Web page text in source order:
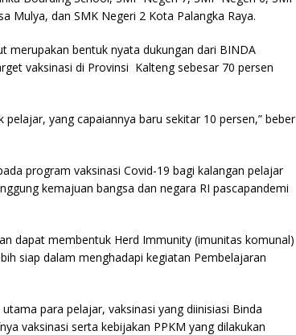
Mulya, dan SMK Negeri 2 Kota Palangka Raya.
merupakan bentuk nyata dukungan dari BINDA
vaksinasi di Provinsi Kalteng sebesar 70 persen
yang capaiannya baru sekitar 10 persen,” beber
program vaksinasi Covid-19 bagi kalangan pelajar
kemajuan bangsa dan negara RI pascapandemi
dapat membentuk Herd Immunity (imunitas komunal)
siap dalam menghadapi kegiatan Pembelajaran
para pelajar, vaksinasi yang diinisiasi Binda
vaksinasi serta kebijakan PPKM yang dilakukan